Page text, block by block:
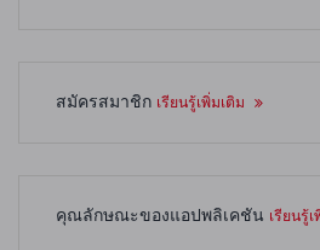
สมัครสมาชิก เรียนรู้เพิ่มเติม
คุณลักษณะของแอปพลิเคชัน เรียนรู้